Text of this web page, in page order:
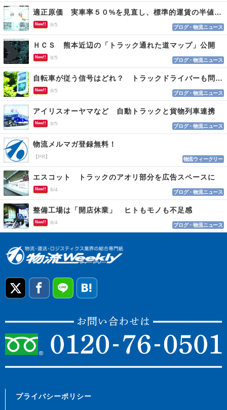
適正原価 実車率５０%を見直し、標準的運賃の半値の恐れも
New!! 8/5 ブログ・物流ニュース
ＨＣＳ 熊本近辺の「トラック通れた道マップ」公開
New!! 8/5 ブログ・物流ニュース
自転車が従う信号はどれ？ トラックドライバーも問われる認識
New!! 8/5 ブログ・物流ニュース
アイリスオーヤマなど 自動トラックと貨物列車連携
New!! 8/5 ブログ・物流ニュース
物流メルマガ登録無料！
【PR】 物流ウィークリー
エスコット トラックのアオリ部分を広告スペースに
New!! 8/4 ブログ・物流ニュース
整備工場は「開店休業」 ヒトもモノも不足感
New!! 8/4 ブログ・物流ニュース
プライバシーポリシー